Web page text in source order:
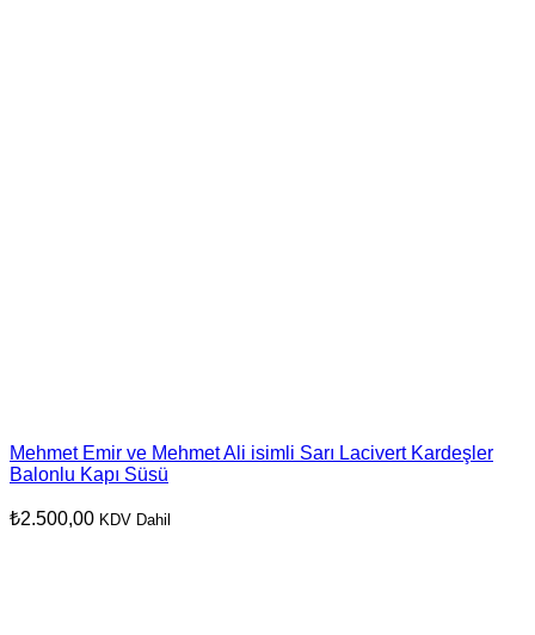
Mehmet Emir ve Mehmet Ali isimli Sarı Lacivert Kardeşler
Balonlu Kapı Süsü
₺2.500,00 KDV Dahil